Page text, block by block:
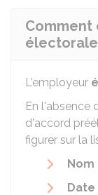
Comment
électorale
L'employeur
En l'absence
d'accord
figurer sur la